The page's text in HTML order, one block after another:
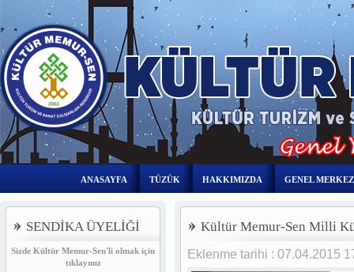
ANASAYFA TÜZÜK HAKKIMIZDA GENEL
SENDİKA ÜYELİĞİ
Sizde Kültür Memur-Sen'li olmak için
tıklayınız
Kültür Memur-Sen Milli
Eklenme tarihi : 07.04.2015